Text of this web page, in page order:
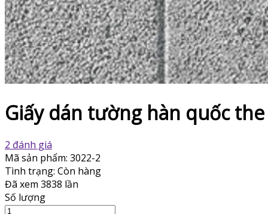
Giấy dán tường hàn quốc
2 đánh giá
Mã sản phẩm: 3022-2
Tình trạng: Còn hàng
Đã xem 3838 lần
Số lượng